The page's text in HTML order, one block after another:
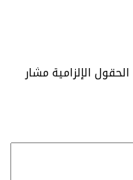
الحقول الإلزامية مشار